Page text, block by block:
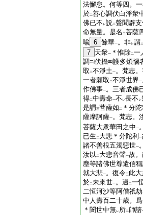
法懈怠。何等四。
於二善心調伏白淨衆
佛已不 レ説二聲聞辟
命無量。是名 二菩薩
喩 6 餘華一。非レ謂三
7 天衆一 ＊惟除二一
調
伏攝
護多煩惱
取 二不淨土一。梵志
一者願取 二不淨世界一
作佛事一。三者成佛
得二中壽命一不 レ長不 レ
是謂三菩薩如 二
＊分
薩摩訶薩一。梵志。
菩薩大衆華田之中一
已生 二 大悲＊分陀利 一
諸不善根五濁惡世一
汝以 二 大悲音聲一故
塵等諸佛世尊遣信
就大悲一。復令三此
於二未來世一。過 二一
二恒河沙等阿僧祇劫
中人壽百二十歳。爲
＊闇世中無レ所二師諮